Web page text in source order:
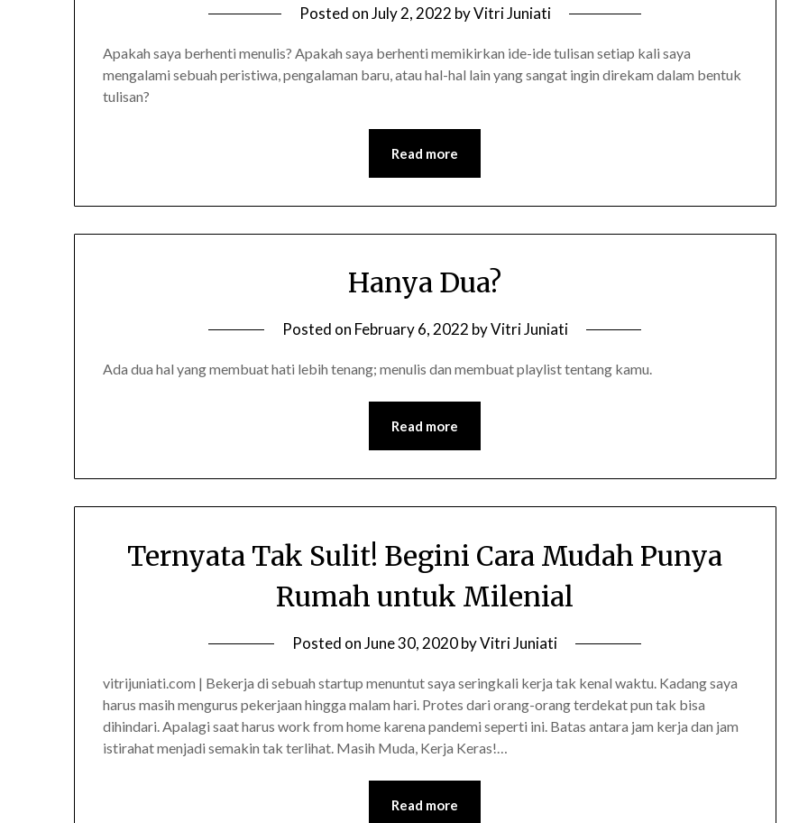
Posted onJuly 2, 2022 byVitri Juniati
Apakah saya berhenti menulis? Apakah saya berhenti memikirkan ide-ide tulisan setiap kali saya
mengalami sebuah peristiwa, pengalaman baru, atau hal-hal lain yang sangat ingin direkam dalam bentuk
tulisan?
Read more
Hanya Dua?
Posted on February 6, 2022 byVitri Juniati
Ada dua hal yang membuat hati lebih tenang; menulis dan membuat playlist tentang kamu.
Read more
Ternyata Tak Sulit! Begini Cara Mudah Punya
Rumah untuk Milenial
Posted onJune 30, 2020byVitri Juniati
vitrijuniati.com | Bekerja di sebuah startup menuntut saya seringkali kerja tak kenal waktu. Kadang saya
harus masih mengurus pekerjaan hingga malam hari. Protes dari orang-orang terdekat pun tak bisa
dihindari. Apalagi saat harus work from home karena pandemi seperti ini. Batas antara jam kerja dan jam
istirahat menjadi semakin tak terlihat. Masih Muda, Kerja Keras!…
Read more